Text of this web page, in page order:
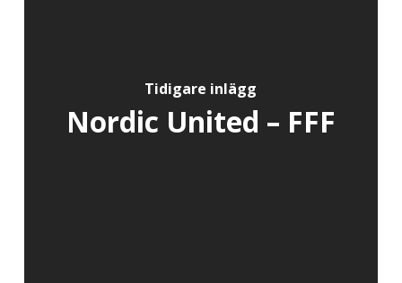
Tidigare inlägg
Nordic United – FFF